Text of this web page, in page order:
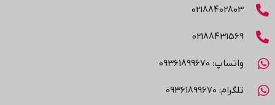
02188402803
02188431569
واتساپ: 09361899670
تلگرام: 09361899670